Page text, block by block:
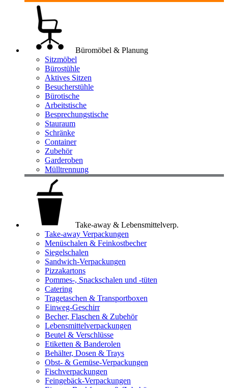
Büromöbel & Planung
Sitzmöbel
Bürostühle
Aktives Sitzen
Besucherstühle
Bürotische
Arbeitstische
Besprechungstische
Stauraum
Schränke
Container
Zubehör
Garderoben
Mülltrennung
Take-away & Lebensmittelverp.
Take-away Verpackungen
Menüschalen & Feinkostbecher
Siegelschalen
Sandwich-Verpackungen
Pizzakartons
Pommes-, Snackschalen und -tüten
Catering
Tragetaschen & Transportboxen
Einweg-Geschirr
Becher, Flaschen & Zubehör
Lebensmittelverpackungen
Beutel & Verschlüsse
Etiketten & Banderolen
Behälter, Dosen & Trays
Obst- & Gemüse-Verpackungen
Fischverpackungen
Feingebäck-Verpackungen